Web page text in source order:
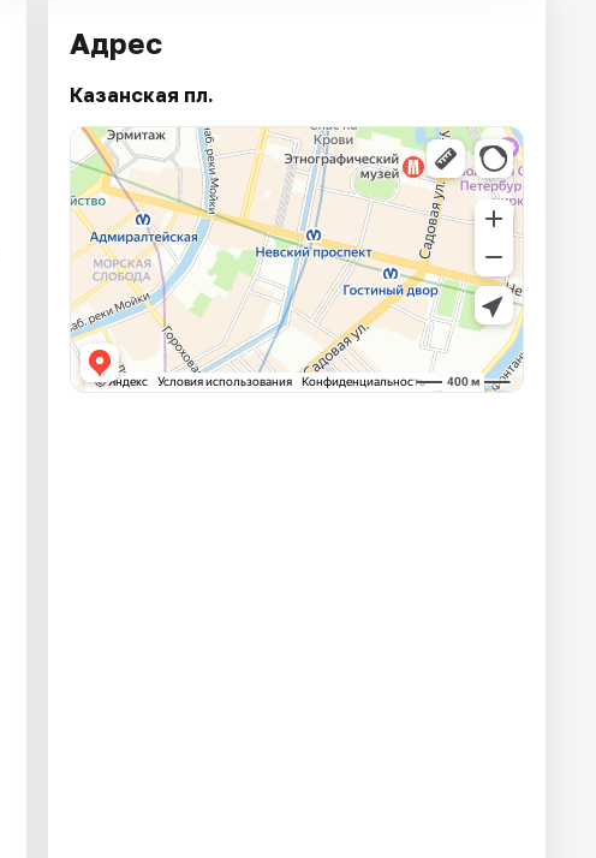
Адрес
Казанская пл.